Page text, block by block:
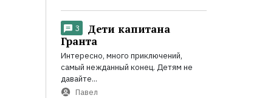
3
Дети капитана
Гранта
Интересно, много приключений,
самый нежданный конец. Детям не
давайте...
Павел